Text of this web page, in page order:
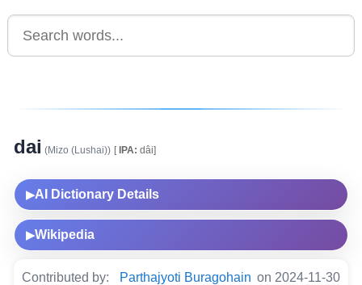
dai (Mizo (Lushai)) [IPA: dâi]
▶AI Dictionary Details
▶Wikipedia
Contributed by: Parthajyoti Buragohain on 2024-11-30